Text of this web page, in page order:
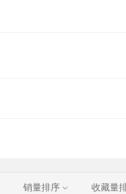
销量排序 收藏量